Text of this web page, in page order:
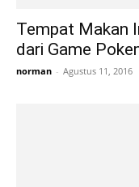
Tempat Makan
dari Game
norman - Agustus 11, 2016